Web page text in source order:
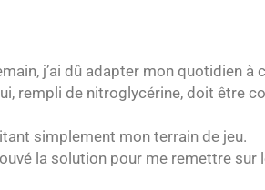
j’ai dû adapter mon quotidien à
rempli de nitroglycérine, doit être
simplement mon terrain de jeu.
la solution pour me remettre sur